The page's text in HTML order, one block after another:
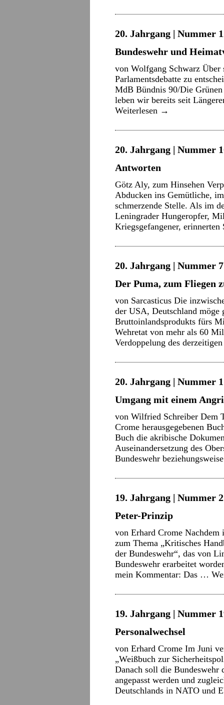
20. Jahrgang | Nummer
Bundeswehr und
von Wolfgang Schwarz Über
Parlamentsdebatte zu
MdB Bündnis 90/Die
leben wir bereits seit
Weiterlesen →
20. Jahrgang | Nummer
Antworten
Götz Aly, zum Hinsehen
Abducken ins Gemütliche,
schmerzende Stelle. Als im
Leningrader Hungeropfer,
Kriegsgefangener,
20. Jahrgang | Nummer
Der Puma, zum Fliegen
von Sarcasticus Die
der USA, Deutschland möge
Bruttoinlandsprodukts fürs
Wehretat von mehr als 60
Verdoppelung des
20. Jahrgang | Nummer
Umgang mit einem
von Wilfried Schreiber Dem
Crome herausgegebenen
Buch die akribische
Auseinandersetzung des
Bundeswehr
19. Jahrgang | Nummer
Peter-Prinzip
von Erhard Crome Nachdem
zum Thema „Kritisches
der Bundeswehr“, das von
Bundeswehr erarbeitet
mein Kommentar: Das …
19. Jahrgang | Nummer
Personalwechsel
von Erhard Crome Im Juni
„Weißbuch zur
Danach soll die Bundeswehr
angepasst werden und
Deutschlands in NATO und